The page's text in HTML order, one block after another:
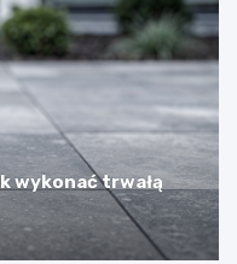
wykonać trwałą